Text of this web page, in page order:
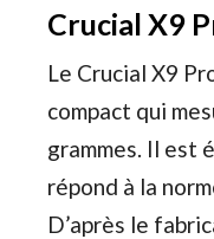
Crucial X9
Le Crucial X9
compact qui
grammes. Il est
répond à la
D’après le